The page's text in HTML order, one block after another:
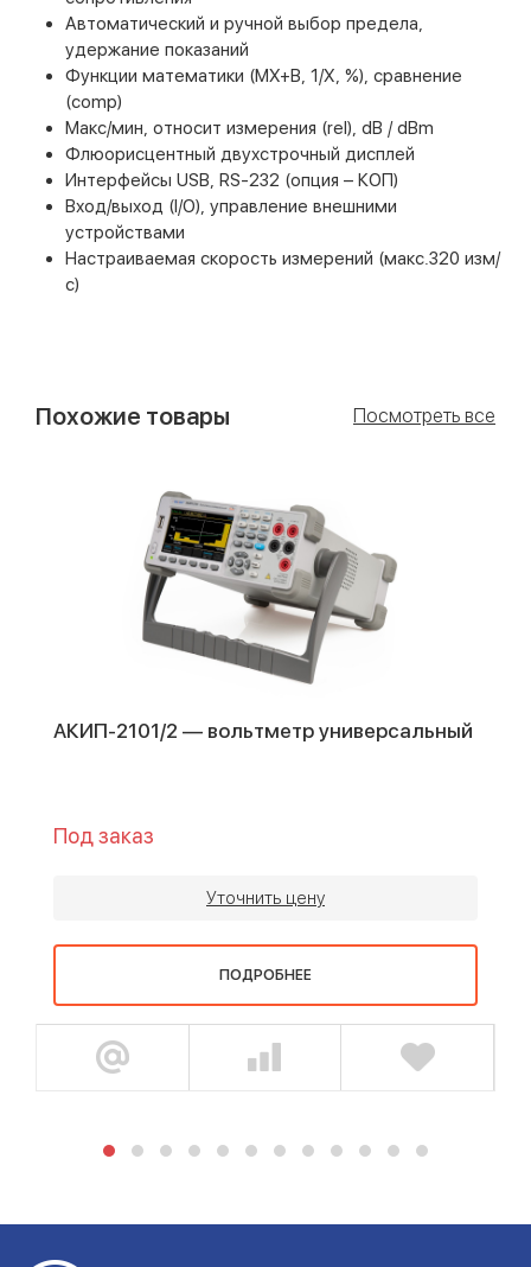
Автоматический и ручной выбор предела,
удержание показаний
Функции математики (MX+B, 1/X, %), сравнение
(comp)
Макс/мин, относит измерения (rel), dB / dBm
Флюорисцентный двухстрочный дисплей
Интерфейсы USB, RS-232 (опция – КОП)
Вход/выход (I/O), управление внешними
устройствами
Настраиваемая скорость измерений (макс.320 изм/
с)
Похожие товары Посмотреть все
АКИП-2101/2 — вольтметр универсальный
Под заказ
Уточнить цену
ПОДРОБНЕЕ